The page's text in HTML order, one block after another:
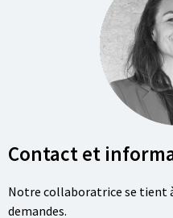
Contact et
Notre collaboratrice se tient
demandes.